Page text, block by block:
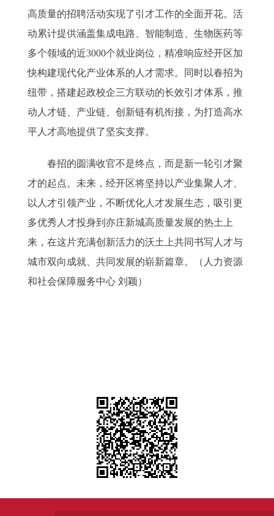
高质量的招聘活动实现了引才工作的全面开花。活
动累计提供涵盖集成电路、智能制造、生物医药等
多个领域的近3000个就业岗位，精准响应经开区加
快构建现代化产业体系的人才需求。同时以春招为
纽带，搭建起政校企三方联动的长效引才体系，推
动人才链、产业链、创新链有机衔接，为打造高水
平人才高地提供了坚实支撑。
春招的圆满收官不是终点，而是新一轮引才聚
才的起点。未来，经开区将坚持以产业集聚人才、
以人才引领产业，不断优化人才发展生态，吸引更
多优秀人才投身到亦庄新城高质量发展的热土上
来，在这片充满创新活力的沃土上共同书写人才与
城市双向成就、共同发展的崭新篇章。（人力资源
和社会保障服务中心 刘颖）